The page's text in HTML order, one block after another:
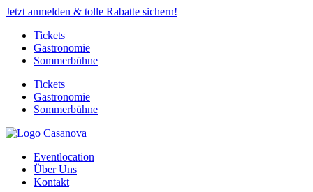
Jetzt anmelden & tolle Rabatte sichern!
Tickets
Gastronomie
Sommerbühne
Tickets
Gastronomie
Sommerbühne
Eventlocation
Über Uns
Kontakt